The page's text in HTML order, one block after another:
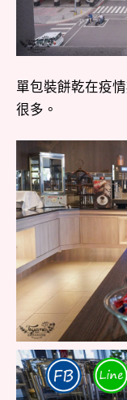
單包裝餅乾在疫
很多。